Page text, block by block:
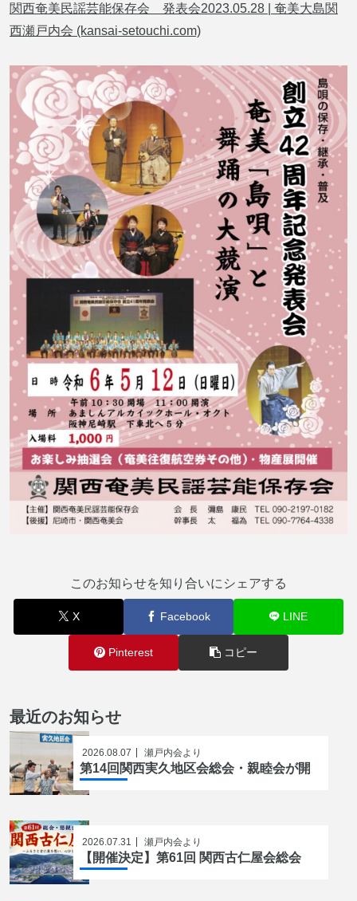
関西奄美民謡芸能保存会 発表会2023.05.28 | 奄美大島関
西瀬戸内会 (kansai-setouchi.com)
このお知らせを知り合いにシェアする
X Facebook LINE
Pinterest コピー
最近のお知らせ
第14回関西実久地区会総会・親睦会が開催され
瀬戸内会より
2026.08.07
【開催決定】第61回 関西古仁屋会総会
瀬戸内会より
2026.07.31